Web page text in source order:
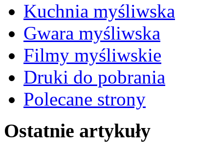
Kuchnia myśliwska
Gwara myśliwska
Filmy myśliwskie
Druki do pobrania
Polecane strony
Ostatnie artykuły